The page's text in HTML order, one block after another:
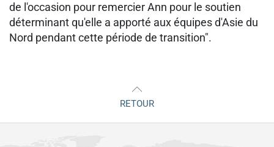
de l'occasion pour remercier Ann pour le soutien
déterminant qu'elle a apporté aux équipes d'Asie du
Nord pendant cette période de transition".
RETOUR